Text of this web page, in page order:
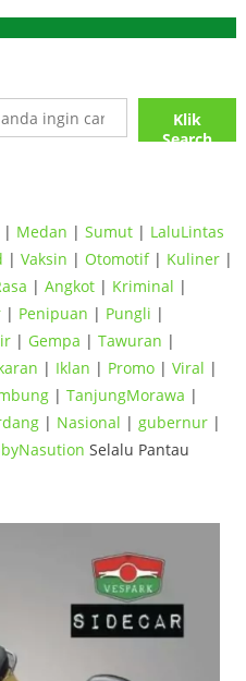
Klik
Search
| Medan | Sumut| LaluLintas
| Vaksin | Otomotif| Kuliner|
| Angkot| Kriminal |
| Penipuan | Pungli |
| Gempa | Tawuran |
| Iklan | Promo| Viral |
| TanjungMorawa |
| Nasional | gubernur|
Selalu Pantau